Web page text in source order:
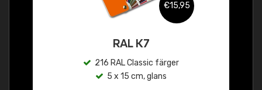
€15,95
RAL K7
216 RAL Classic färger
5 x 15 cm, glans